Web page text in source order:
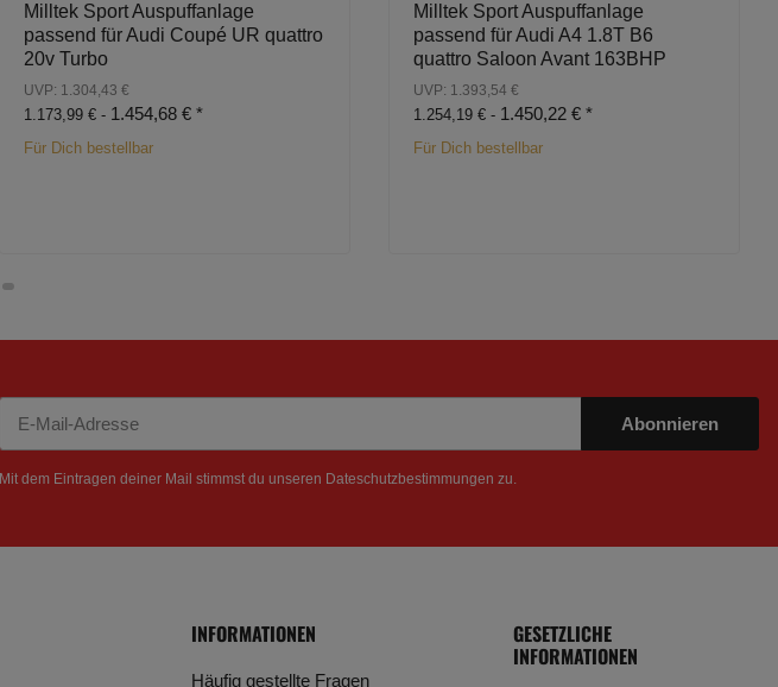
Milltek Sport Auspuffanlage
passend für Audi Coupé UR quattro
20v Turbo
UVP: 1.304,43 €
1.173,99 € - 1.454,68 € *
Für Dich bestellbar
Milltek Sport Auspuffanlage
passend für Audi A4 1.8T B6
quattro Saloon Avant 163BHP
UVP: 1.393,54 €
1.254,19 € - 1.450,22 € *
Für Dich bestellbar
Abonnieren
Mit dem Eintragen deiner Mail stimmst du unseren Dateschutzbestimmungen zu.
INFORMATIONEN
Häufig gestellte Fragen
GESETZLICHE
INFORMATIONEN